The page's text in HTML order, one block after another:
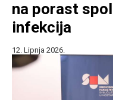
na porast
infekcija
12. Lipnja 2026.